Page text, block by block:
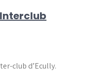
club d’Ecully.